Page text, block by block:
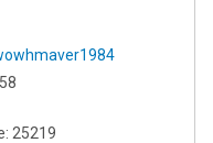
25219